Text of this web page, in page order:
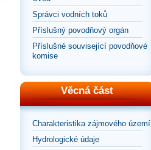
Správci vodních toků
Příslušný povodňový orgán
Příslušné související povodňové
komise
Věcná část
Charakteristika zájmového území
Hydrologické údaje